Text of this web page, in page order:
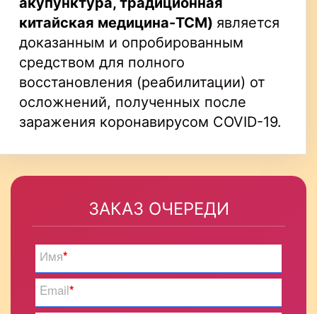
китайская медицина-TCM) является
доказанным и опробированным
средством для полного
восстановления (реабилитации) от
осложнений, полученных после
заражения коронавирусом COVID-19.
ЗАКАЗ ОЧЕРЕДИ
Имя*
Email*